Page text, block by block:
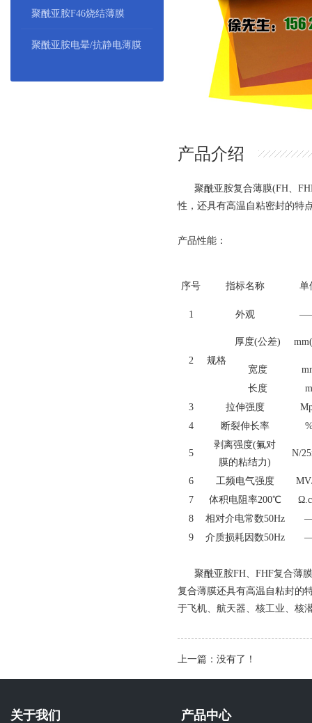
聚酰亚胺F46烧结薄膜
聚酰亚胺电晕/抗静电薄膜
产品介绍
聚酰亚胺复合薄膜(FH、
性，还具有高温自粘密封的特
产品性能：
序号 指标名称 单
1 外观
2 规格
厚度(公差)
宽度
长度
m
3
拉伸强度
4
断裂伸长率
5
剥离强度(氟对
膜的粘结力)
N/
6 工频电气强度
7
体积电阻率200℃
8
相对介电常数50Hz
9
介质损耗因数50Hz
聚酰亚胺FH、FHF复合薄膜
复合薄膜还具有高温自粘封的
于飞机、航天器、核工业、核
上一篇：没有了！
关于我们 产品中心